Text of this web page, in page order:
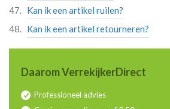
Kan ik een artikel ruilen?
Kan ik een artikel retourneren?
Daarom VerrekijkerDirect
Professioneel advies